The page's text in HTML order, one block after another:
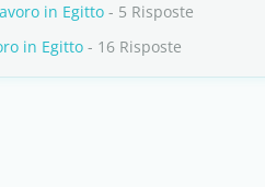
in Egitto - 5 Risposte
in Egitto - 16 Risposte